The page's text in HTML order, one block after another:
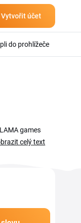
Vytvořit účet
do prohlížeče
games
přehledu na
celý text